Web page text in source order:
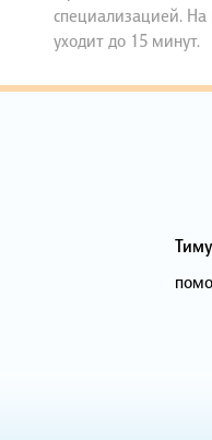
специализацией. На
уходит до 15 минут.